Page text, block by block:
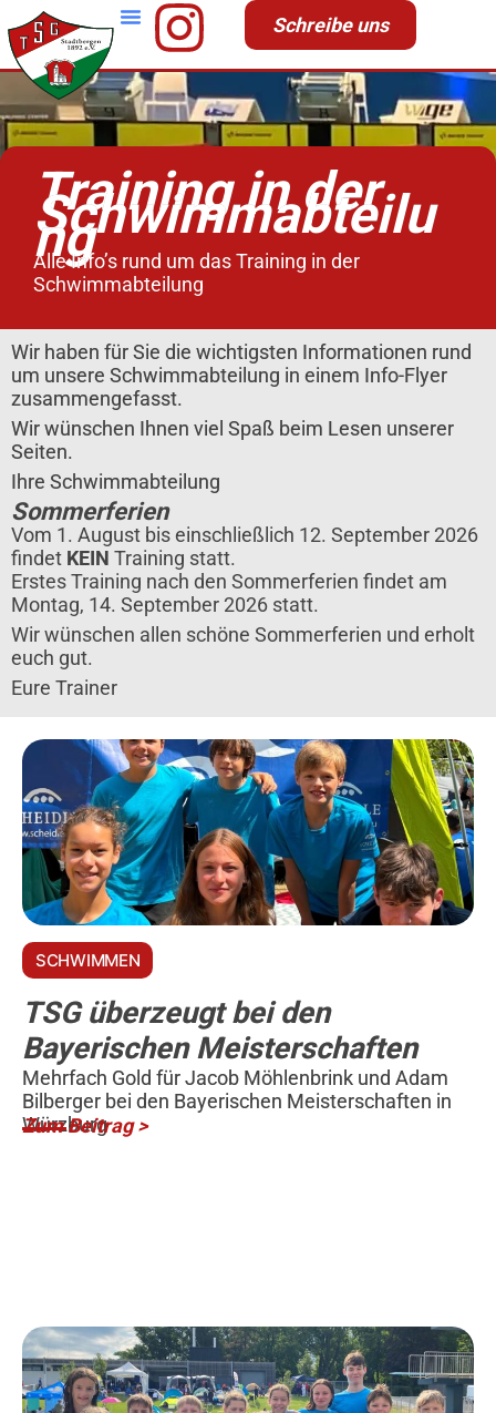
Zum
Inhalt
springen
Schreibe uns
Training in der
Schwimmabteilu
ng
Alle Info’s rund um das Training in der
Schwimmabteilung
Wir haben für Sie die wichtigsten Informationen rund
um unsere Schwimmabteilung in einem Info-Flyer
zusammengefasst.
Wir wünschen Ihnen viel Spaß beim Lesen unserer
Seiten.
Ihre Schwimmabteilung
Sommerferien
Vom 1. August bis einschließlich 12. September 2026
findet KEIN Training statt.
Erstes Training nach den Sommerferien findet am
Montag, 14. September 2026 statt.
Wir wünschen allen schöne Sommerferien und erholt
euch gut.
Eure Trainer
SCHWIMMEN
TSG überzeugt bei den
Bayerischen Meisterschaften
Mehrfach Gold für Jacob Möhlenbrink und Adam
Bilberger bei den Bayerischen Meisterschaften in
Würzburg
Zum Beitrag >